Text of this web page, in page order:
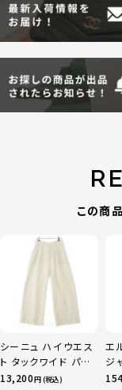
この商
シーニュ ハイウエス
ト タックワイド パン
ツ ボトムス オフホワ
13,200円 (税込)
エ
ジ